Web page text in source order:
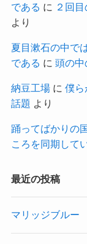
である に ２回
より
夏目漱石の中で
である に 頭の中
納豆工場に 僕ら
話題 より
踊ってばかりの
ころを同期して
最近の投稿
マリッジブルー